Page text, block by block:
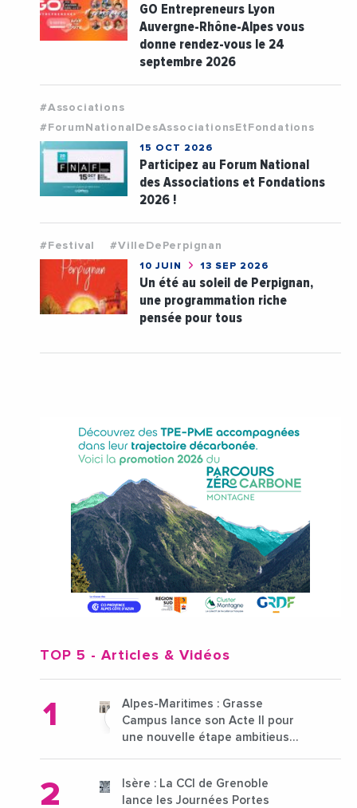
GO Entrepreneurs Lyon
Auvergne-Rhône-Alpes vous
donne rendez-vous le 24
septembre 2026
#Associations
#ForumNationalDesAssociationsEtFondations
15 OCT 2026
Participez au Forum National
des Associations et Fondations
2026 !
#Festival #VilleDePerpignan
10 JUIN 13 SEP 2026
Un été au soleil de Perpignan,
une programmation riche
pensée pour tous
TOP 5 - Articles & Vidéos
Alpes-Maritimes : Grasse
Campus lance son Acte II pour
une nouvelle étape ambitieuse
Isère : La CCI de Grenoble
lance les Journées Portes